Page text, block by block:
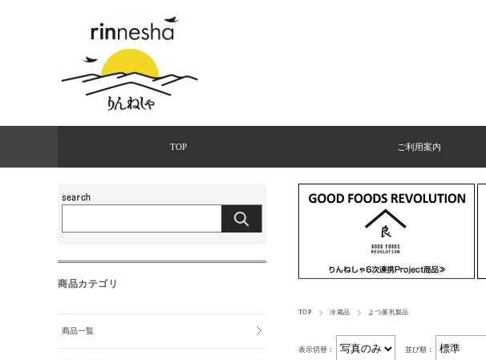
TOP ご利用案内
TOP 冷蔵品 よつ葉乳製品
表示切替： 並び順：
商品カテゴリ
商品一覧